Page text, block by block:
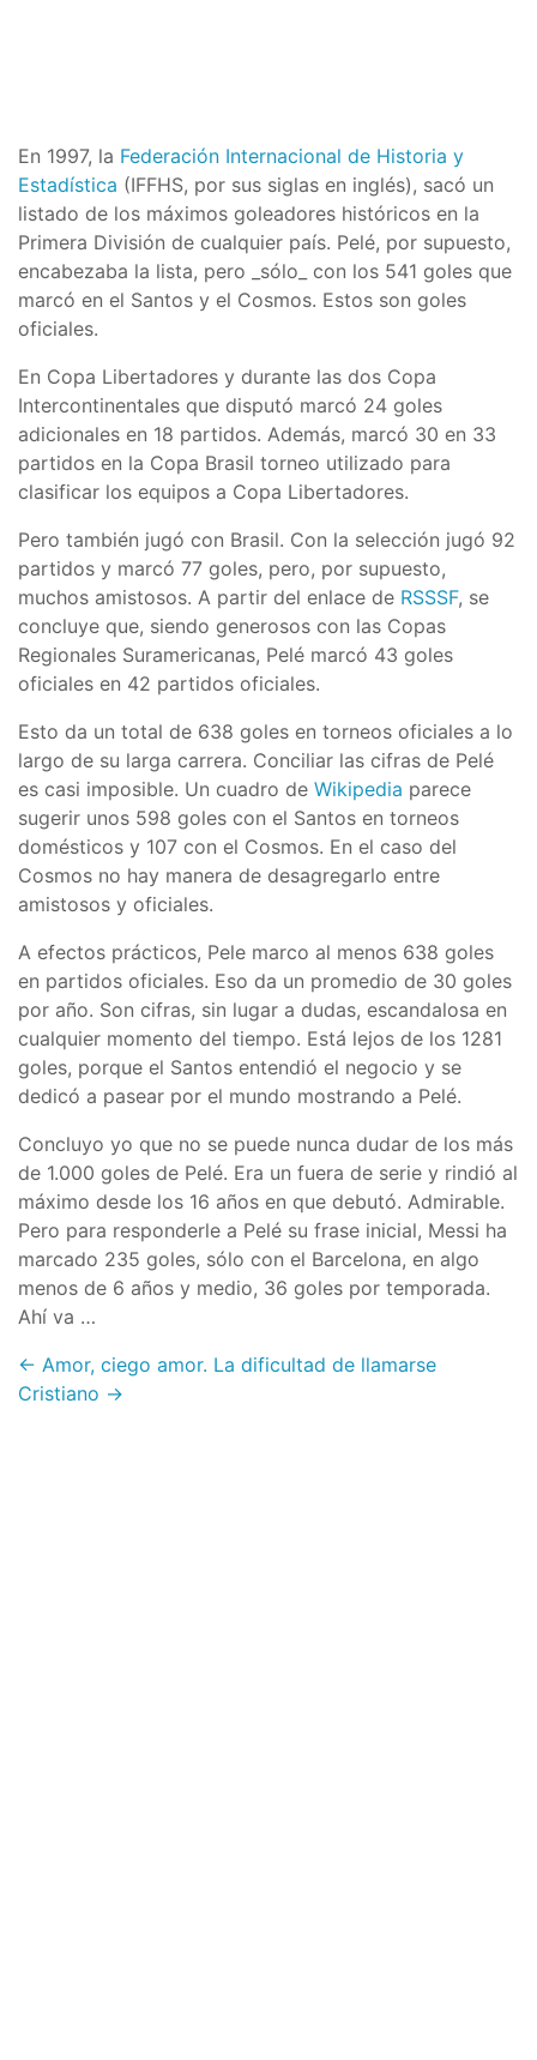
En 1997, la Federación Internacional de Historia y
Estadística (IFFHS, por sus siglas en inglés), sacó un
listado de los máximos goleadores históricos en la
Primera División de cualquier país. Pelé, por supuesto,
encabezaba la lista, pero _sólo_ con los 541 goles que
marcó en el Santos y el Cosmos. Estos son goles
oficiales.
En Copa Libertadores y durante las dos Copa
Intercontinentales que disputó marcó 24 goles
adicionales en 18 partidos. Además, marcó 30 en 33
partidos en la Copa Brasil torneo utilizado para
clasificar los equipos a Copa Libertadores.
Pero también jugó con Brasil. Con la selección jugó 92
partidos y marcó 77 goles, pero, por supuesto,
muchos amistosos. A partir del enlace de RSSSF, se
concluye que, siendo generosos con las Copas
Regionales Suramericanas, Pelé marcó 43 goles
oficiales en 42 partidos oficiales.
Esto da un total de 638 goles en torneos oficiales a lo
largo de su larga carrera. Conciliar las cifras de Pelé
es casi imposible. Un cuadro de Wikipedia parece
sugerir unos 598 goles con el Santos en torneos
domésticos y 107 con el Cosmos. En el caso del
Cosmos no hay manera de desagregarlo entre
amistosos y oficiales.
A efectos prácticos, Pele marco al menos 638 goles
en partidos oficiales. Eso da un promedio de 30 goles
por año. Son cifras, sin lugar a dudas, escandalosa en
cualquier momento del tiempo. Está lejos de los 1281
goles, porque el Santos entendió el negocio y se
dedicó a pasear por el mundo mostrando a Pelé.
Concluyo yo que no se puede nunca dudar de los más
de 1.000 goles de Pelé. Era un fuera de serie y rindió al
máximo desde los 16 años en que debutó. Admirable.
Pero para responderle a Pelé su frase inicial, Messi ha
marcado 235 goles, sólo con el Barcelona, en algo
menos de 6 años y medio, 36 goles por temporada.
Ahí va …
← Amor, ciego amor. La dificultad de llamarse
Cristiano →